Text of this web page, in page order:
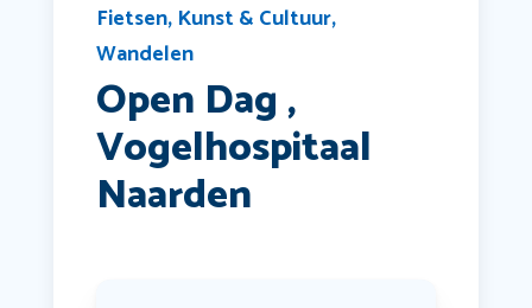
Fietsen, Kunst & Cultuur,
Wandelen
Open Dag ,
Vogelhospitaal
Naarden